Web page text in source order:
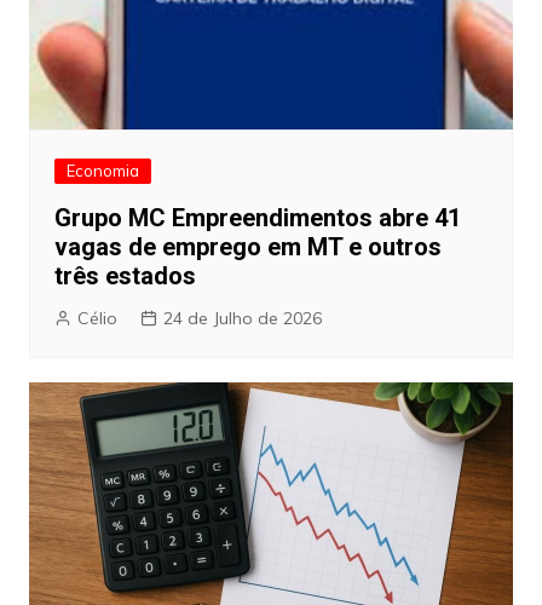
Economia
Grupo MC Empreendimentos abre 41
vagas de emprego em MT e outros
três estados
Célio 24 de Julho de 2026